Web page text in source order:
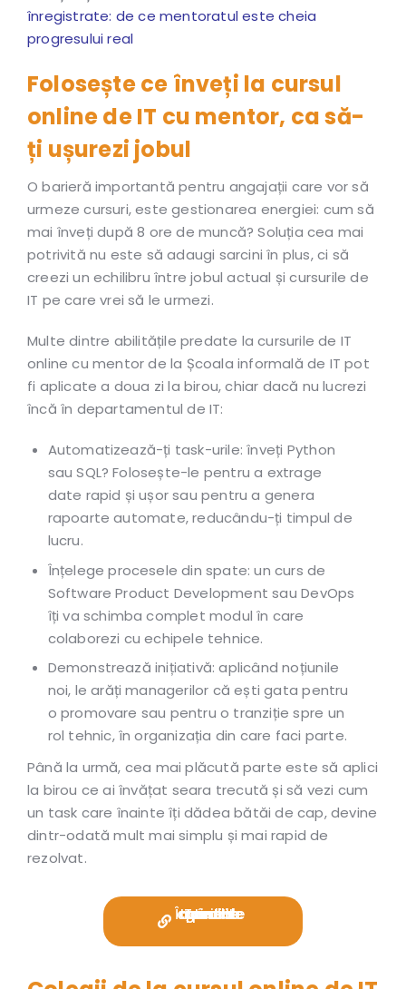
înregistrate: de ce mentoratul este cheia
progresului real
Folosește ce înveți la cursul
online de IT cu mentor, ca să-
ți ușurezi jobul
O barieră importantă pentru angajații care vor să
urmeze cursuri, este gestionarea energiei: cum să
mai înveți după 8 ore de muncă? Soluția cea mai
potrivită nu este să adaugi sarcini în plus, ci să
creezi un echilibru între jobul actual și cursurile de
IT pe care vrei să le urmezi.
Multe dintre abilitățile predate la cursurile de IT
online cu mentor de la Școala informală de IT pot
fi aplicate a doua zi la birou, chiar dacă nu lucrezi
încă în departamentul de IT:
Automatizează-ți task-urile: înveți Python
sau SQL? Folosește-le pentru a extrage
date rapid și ușor sau pentru a genera
rapoarte automate, reducându-ți timpul de
lucru.
Înțelege procesele din spate: un curs de
Software Product Development sau DevOps
îți va schimba complet modul în care
colaborezi cu echipele tehnice.
Demonstrează inițiativă: aplicând noțiunile
noi, le arăți managerilor că ești gata pentru
o promovare sau pentru o tranziție spre un
rol tehnic, în organizația din care faci parte.
Până la urmă, cea mai plăcută parte este să aplici
la birou ce ai învățat seara trecută și să vezi cum
un task care înainte îți dădea bătăi de cap, devine
dintr-odată mult mai simplu și mai rapid de
rezolvat.
Înscrie-te acum la cursul de IT online gândit special pentru tine!